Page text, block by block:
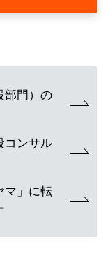
部門）の
コンサル
マ」に転